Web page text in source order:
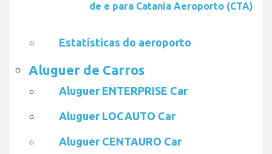
de e para Catania Aeroporto (CTA)
Estatísticas do aeroporto
Aluguer de Carros
Aluguer ENTERPRISE Car
Aluguer LOCAUTO Car
Aluguer CENTAURO Car